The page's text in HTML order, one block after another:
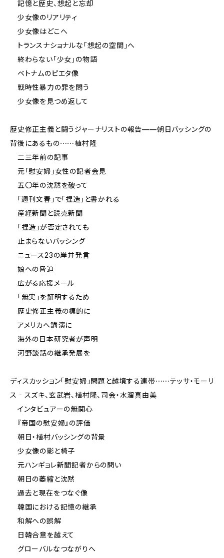
記憶と歴史、想起と忘却
少女像のリアリティ
少女像はどこへ
トランスナショナルな「想起の空間」へ
終わらない「少女」の物語
ベトナムのピエタ像
戦時性暴力の罪を問う
少女像を見つめ返して
歴史修正主義と闘うジャーナリストの報告——朝日バッシングの
背後にあるもの⋯⋯植村隆
二三年前の記事
元「慰安婦」女性の記者会見
五〇年の沈黙を破って
「週刊文春」で「捏造」と書かれる
産経新聞と読売新聞
「捏造」が否定されても
止まらないバッシング
ニュース23の岸井発言
娘への脅迫
広がる応援メール
「無実」を証明するため
歴史修正主義の標的に
アメリカへ講演に
海外の日本研究者が声明
河野談話の継承発展を
ディスカッション「慰安婦」問題と越境する連帯⋯⋯テッサ・モーリ
ス‐スズキ、玄武岩、植村隆、司会・水溜真由美
インタビュアーの無関心
『帝国の慰安婦』の評価
朝日・植村バッシングの背景
少女像の影と椅子
元ハンギョレ新聞記者からの問い
朝日の萎縮と沈黙
過去と現在をつなぐ像
韓国における記憶の継承
和解への誤解
日韓合意を越えて
グローバルなつながりへ